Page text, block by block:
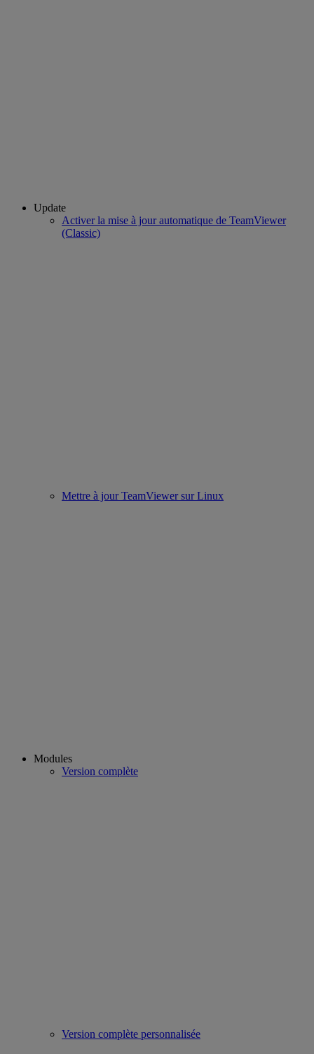
Update
Activer la mise à jour automatique de TeamViewer
(Classic)
Mettre à jour TeamViewer sur Linux
Modules
Version complète
Version complète personnalisée